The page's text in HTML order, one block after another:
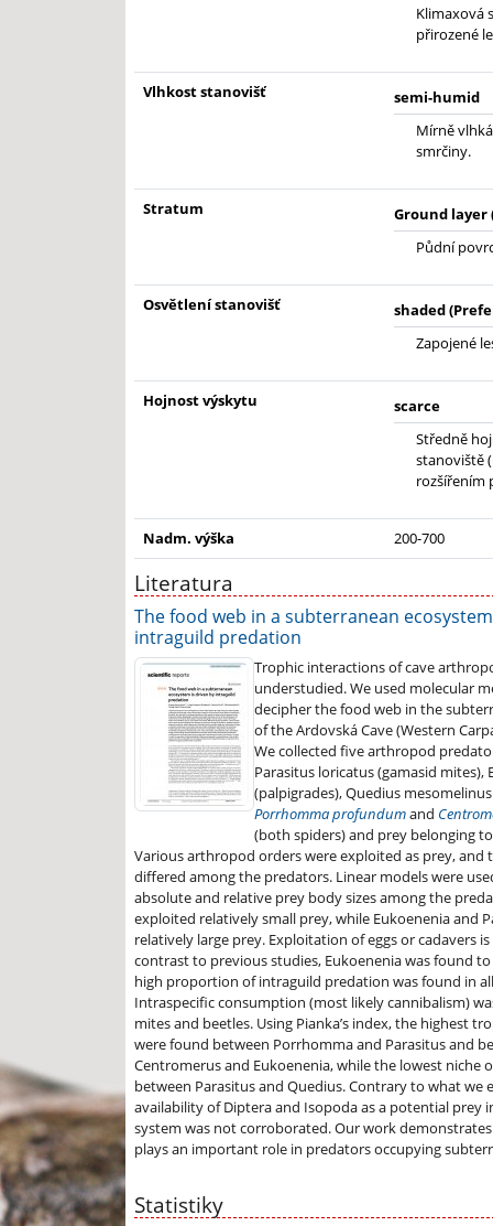
Klimaxová
přirozené
Vlhkost stanovišť
semi-humid
Mírně
smrčiny.
Stratum
Ground layer
Půdní
Osvětlení stanovišť
shaded
Zapojené
Hojnost výskytu
scarce
Středně
stanoviště
rozšířením
Nadm. výška 200-700
Literatura
The food web in a subterranean
intraguild predation
Trophic interactions of cave
understudied. We used molecular
decipher the food web in the
of the Ardovská Cave (Western
We collected five arthropod
Parasitus loricatus (gamasid mites),
(palpigrades), Quedius
Porrhomma profundumand
(both spiders) and prey belonging
Various arthropod orders were exploited as prey, and
differed among the predators. Linear models were
absolute and relative prey body sizes among the
exploited relatively small prey, while Eukoenenia and
relatively large prey. Exploitation of eggs or cadavers is
contrast to previous studies, Eukoenenia was found
high proportion of intraguild predation was found in
Intraspecific consumption (most likely cannibalism)
mites and beetles. Using Pianka’s index, the highest
were found between Porrhomma and Parasitus and
Centromerus and Eukoenenia, while the lowest niche
between Parasitus and Quedius. Contrary to what we
availability of Diptera and Isopoda as a potential prey
system was not corroborated. Our work
plays an important role in predators occupying
Statistiky